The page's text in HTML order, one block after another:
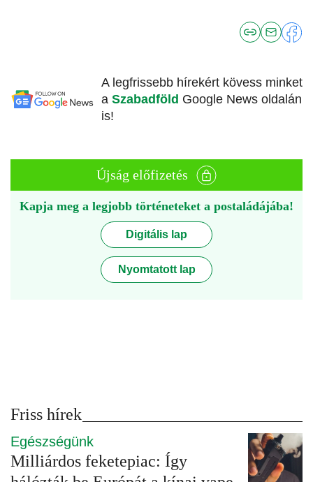
A legfrissebb hírekért kövess minket
a Szabadföld Google News oldalán
is!
Újság előfizetés
Kapja meg a legjobb történeteket a postaládájába!
Digitális lap
Nyomtatott lap
Friss hírek
Egészségünk
Milliárdos feketepiac: Így